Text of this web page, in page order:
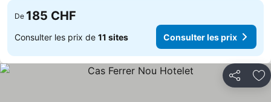
De 185 CHF
Consulter les prix de 11 sites Consulter les prix
Partager